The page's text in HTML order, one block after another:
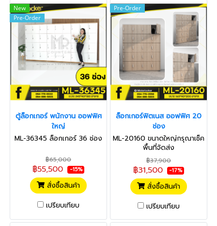
New
Pre-Order
ตู้ล็อกเกอร์ พนักงาน ออฟฟิศ
ใหญ่
ML-36345 ล็อกเกอร์ 36 ช่อง
฿65,000
฿55,500 -15%
สั่งซื้อสินค้า
เปรียบเทียบ
Pre-Order
ล็อกเกอร์ฟิตเนส ออฟฟิศ 20
ช่อง
ML-20160 ขนาดใหญ่กรุณาเช็ค
พื้นที่จัดส่ง
฿37,900
฿31,500 -17%
สั่งซื้อสินค้า
เปรียบเทียบ